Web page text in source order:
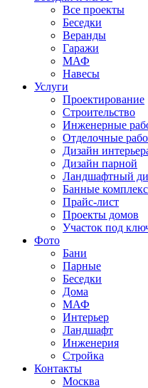
Все проекты
Беседки
Веранды
Гаражи
МАФ
Навесы
Услуги
Проектирование
Строительство
Инженерные
Отделочные
Дизайн
Дизайн парной
Ландшафтный
Банные
Прайс-лист
Проекты домов
Участок под
Фото
Бани
Парные
Беседки
Дома
МАФ
Интерьер
Ландшафт
Инженерия
Стройка
Контакты
Москва